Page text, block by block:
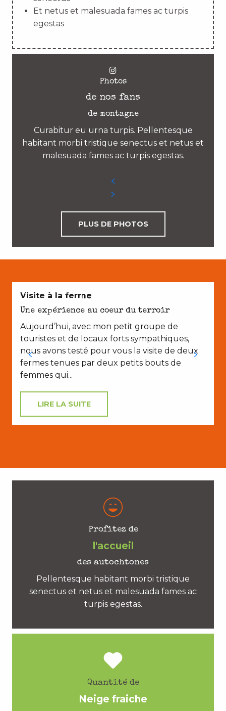
Et netus et malesuada fames ac turpis
egestas
Photos
de nos fans
de montagne
Curabitur eu urna turpis. Pellentesque
habitant morbi tristique senectus et netus et
malesuada fames ac turpis egestas.
PLUS DE PHOTOS
AVEC LES ENFANTS
Visite à la ferme
Une expérience au coeur du terroir
Aujourd’hui, avec mon petit groupe de
touristes et de locaux forts sympathiques,
nous avons testé pour vous la visite de deux
fermes tenues par deux petits bouts de
femmes qui...
LIRE LA SUITE
Profitez de
l'accueil
des autochtones
Pellentesque habitant morbi tristique
senectus et netus et malesuada fames ac
turpis egestas.
Quantité de
Neige fraiche